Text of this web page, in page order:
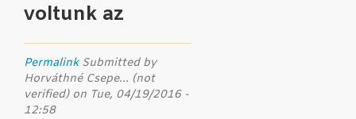
voltunk az
Permalink Submitted by
Horváthné Csepe... (not
verified)on Tue, 04/19/2016 -
12:58